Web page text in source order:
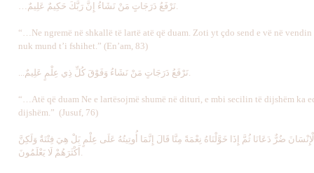
…نَرْفَعُ دَرَجَاتٍ مَنْ نَشَاءُ إِنَّ رَبَّكَ حَكِيمٌ عَلِيمٌ.
“…Ne ngremë në shkallë të lartë atë që duam. Zoti yt çdo send e vë në vendin
nuk mund t’i fshihet.” (En’am, 83)
...نَرْفَعُ دَرَجَاتٍ مَنْ نَشَاءُ وَفَوْقَ كُلِّ ذِي عِلْمٍ عَلِيمٌ.
“…Atë që duam Ne e lartësojmë shumë në dituri, e mbi secilin të dijshëm ka
dijshëm.” (Jusuf, 76)
ضُرٌّ دَعَانَا ثُمَّ إِذَا خَوَّلْنَاهُ نِعْمَةً مِنَّا قَالَ إِنَّمَا أُوتِيتُهُ عَلَى عِلْمٍ بَلْ هِيَ فِتْنَةٌ وَلَكِنَّ
أَكْثَرَهُمْ لَا يَعْلَمُونَ.